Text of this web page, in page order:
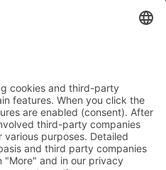
Projects References